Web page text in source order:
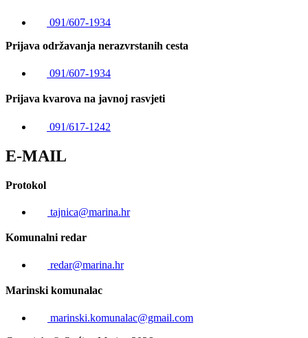
091/607-1934
Prijava održavanja nerazvrstanih cesta
091/607-1934
Prijava kvarova na javnoj rasvjeti
091/617-1242
E-MAIL
Protokol
tajnica@marina.hr
Komunalni redar
redar@marina.hr
Marinski komunalac
marinski.komunalac@gmail.com